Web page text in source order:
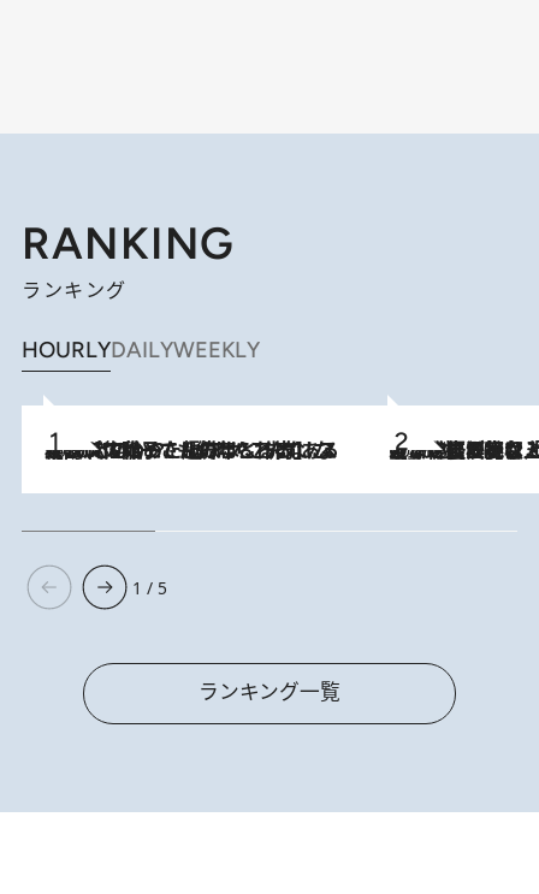
RANKING
ランキング
HOURLYDAILYWEEKLY
2026.8.5
【阿川佐和子さんの年とる力】なぜ70代で始めた趣味は“こんなに楽しい”のか？ ピアノ、俳句…スランプに陥っても続けられる“ある秘訣”とは 2026.8.5
【なぜ吉沢亮は「気配を消せる」のか？】興行収入208億の『国宝』を経て挑むミュージカル『ディア・エヴァン・ハンセン』。トップ俳優が舞台上でさらけ出した“孤独”とは
1 / 5
ランキング一覧